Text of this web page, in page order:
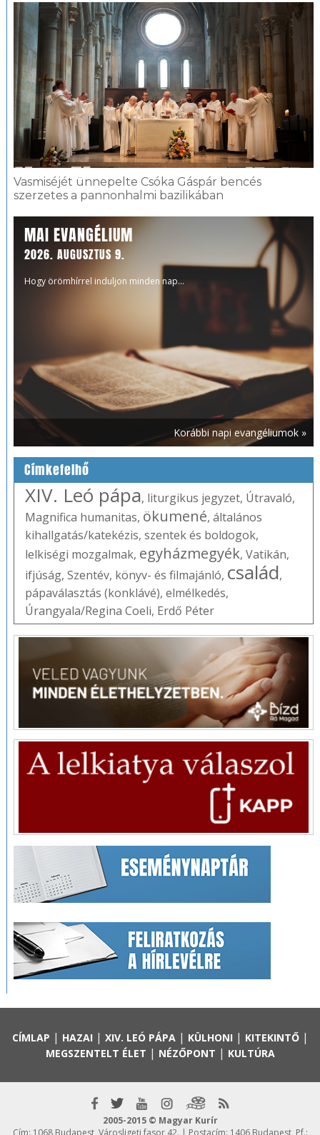
Vasmiséjét ünnepelte Csóka Gáspár bencés
szerzetes a pannonhalmi bazilikában
MAI EVANGÉLIUM
2026. AUGUSZTUS 9.
Hogy örömhírrel induljon minden nap...
Korábbi napi evangéliumok »
Címkefelhő
XIV. Leó pápa, liturgikus jegyzet, Útravaló,
Magnifica humanitas, ökumené, általános
kihallgatás/katekézis, szentek és boldogok,
lelkiségi mozgalmak, egyházmegyék, Vatikán,
ifjúság, Szentév, könyv- és filmajánló, család,
pápaválasztás (konklávé), elmélkedés,
Úrangyala/Regina Coeli, Erdő Péter
CÍMLAP | HAZAI | XIV. LEÓ PÁPA| KÜLHONI | KITEKINTŐ|
MEGSZENTELT ÉLET | NÉZŐPONT | KULTÚRA
2005-2015 © Magyar Kurír
Cím: 1068 Budapest, Városligeti fasor 42. | Postacím: 1406 Budapest, Pf.: